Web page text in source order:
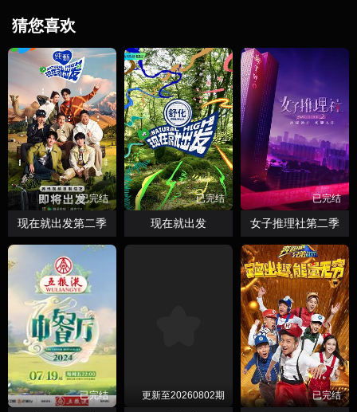
猜您喜欢
已完结
现在就出发第二季
已完结
现在就出发
已完结
女子推理社第二季
已完结 更新至20260802期 已完结